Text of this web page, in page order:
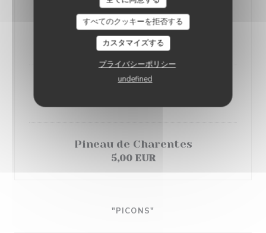
すべてのクッキーを拒否する
カスタマイズする
プライバシーポリシー
undefined
Porto
Rouge / Blanc
5,00 EUR
Muscat
Pineau de Charentes
5,00 EUR
"PICONS"